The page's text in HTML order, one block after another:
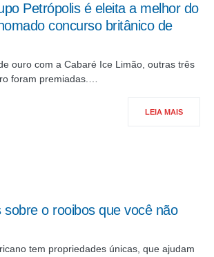
Petrópolis é eleita a melhor do
concurso britânico de
ouro com a Cabaré Ice Limão, outras três
foram premiadas.…
LEIA MAIS
sobre o rooibos que você não
tem propriedades únicas, que ajudam